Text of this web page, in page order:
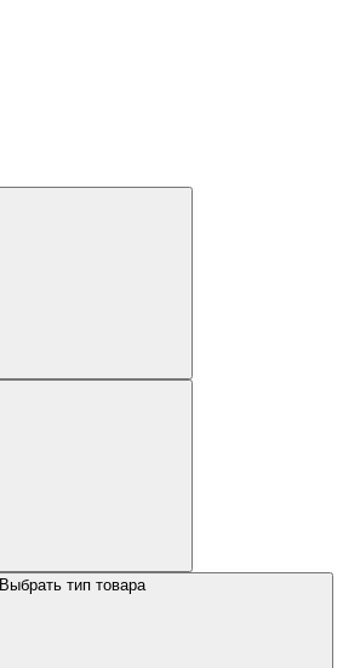
Выбрать тип товара